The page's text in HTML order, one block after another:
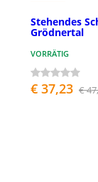
Stehendes
Grödnertal
VORRÄTIG
€ 37,23 €